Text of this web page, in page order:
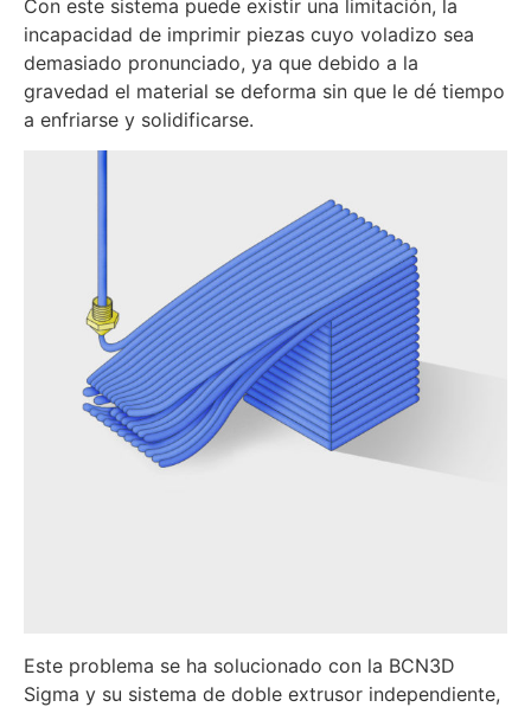
Con este sistema puede existir una limitación, la
incapacidad de imprimir piezas cuyo voladizo sea
demasiado pronunciado, ya que debido a la
gravedad el material se deforma sin que le dé tiempo
a enfriarse y solidificarse.
Este problema se ha solucionado con la BCN3D
Sigma y su sistema de doble extrusor independiente,